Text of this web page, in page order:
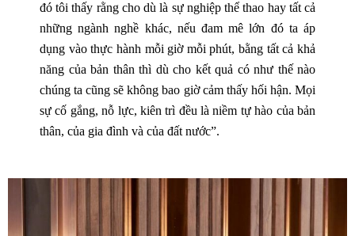
đó tôi thấy rằng cho dù là sự nghiệp thể thao hay tất cả
những ngành nghề khác, nếu đam mê lớn đó ta áp
dụng vào thực hành mỗi giờ mỗi phút, bằng tất cả khả
năng của bản thân thì dù cho kết quả có như thế nào
chúng ta cũng sẽ không bao giờ cảm thấy hối hận. Mọi
sự cố gắng, nỗ lực, kiên trì đều là niềm tự hào của bản
thân, của gia đình và của đất nước”.